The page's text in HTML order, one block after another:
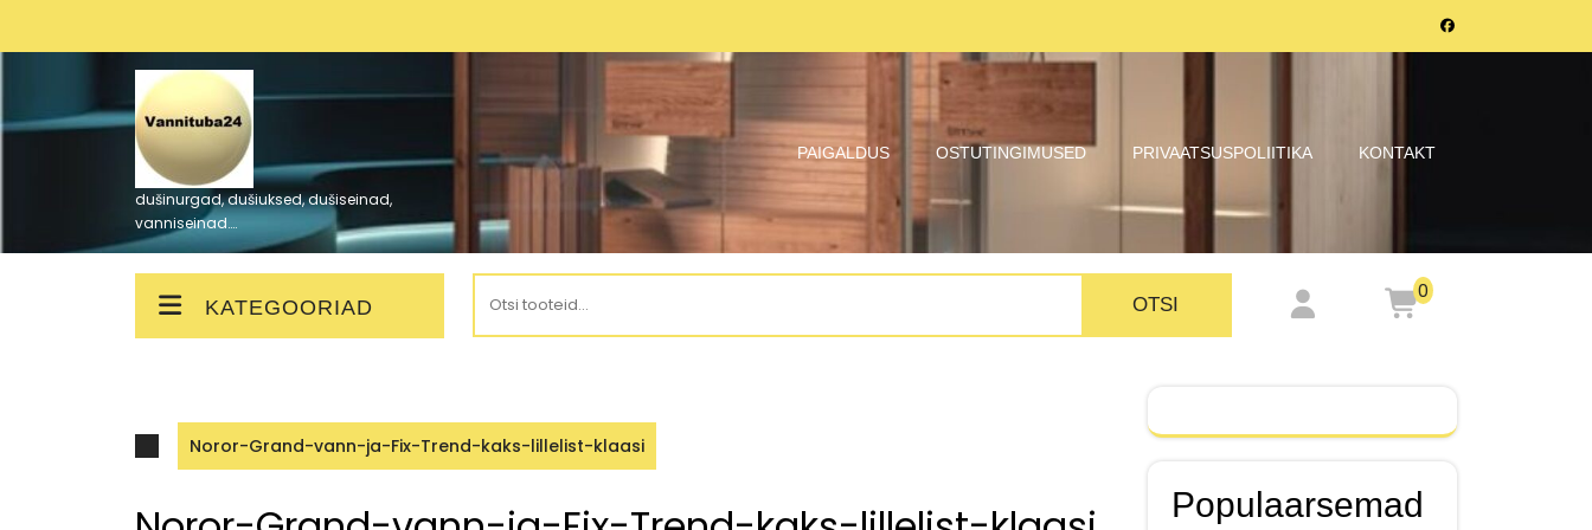
content
dušinurgad, dušiuksed, dušiseinad,
vanniseinad….
PAIGALDUS OSTUTINGIMUSED PRIVAATSUSPOLIITIKA KONTAKT
KATEGOORIAD
OTSI
0
Noror-Grand-vann-ja-Fix-Trend-kaks-lillelist-klaasi
Populaarsemad